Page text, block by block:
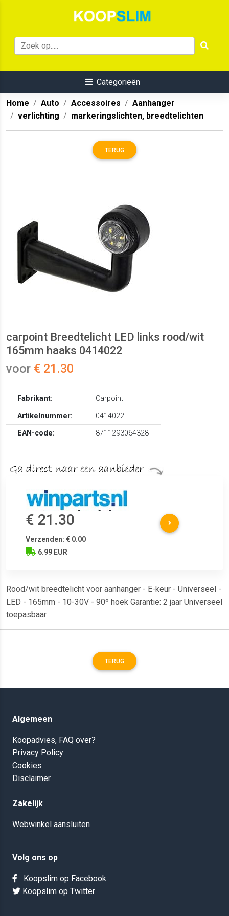
Categorieën
Home Auto Accessoires
Aanhanger
verlichting
markeringslichten, breedtelichten
TERUG
carpoint Breedtelicht LED links rood/wit
165mm haaks 0414022
voor € 21.30
Fabrikant:
Carpoint
Artikelnummer:
0414022
EAN-code:
8711293064328
€ 21.30
Verzenden: € 0.00
6.99 EUR
Rood/wit breedtelicht voor aanhanger - E-keur - Universeel -
LED - 165mm - 10-30V - 90º hoek Garantie: 2 jaar Universeel
toepasbaar
TERUG
Algemeen
Koopadvies, FAQ over?
Privacy Policy
Cookies
Disclaimer
Zakelijk
Webwinkel aansluiten
Volg ons op
Koopslim op Facebook
Koopslim op Twitter